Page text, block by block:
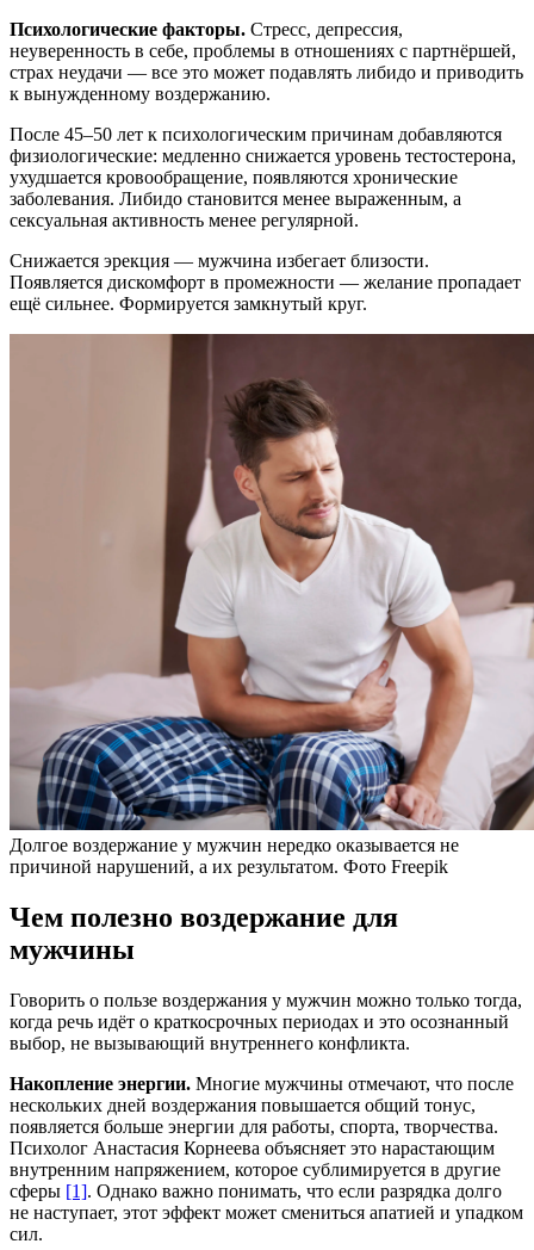
Психологические факторы. Стресс, депрессия,
неуверенность в себе, проблемы в отношениях с партнёршей,
страх неудачи — все это может подавлять либидо и приводить
к вынужденному воздержанию.
После 45–50 лет к психологическим причинам добавляются
физиологические: медленно снижается уровень тестостерона,
ухудшается кровообращение, появляются хронические
заболевания. Либидо становится менее выраженным, а
сексуальная активность менее регулярной.
Снижается эрекция — мужчина избегает близости.
Появляется дискомфорт в промежности — желание пропадает
ещё сильнее. Формируется замкнутый круг.
Долгое воздержание у мужчин нередко оказывается не
причиной нарушений, а их результатом. Фото Freepik
Чем полезно воздержание для
мужчины
Говорить о пользе воздержания у мужчин можно только тогда,
когда речь идёт о краткосрочных периодах и это осознанный
выбор, не вызывающий внутреннего конфликта.
Накопление энергии. Многие мужчины отмечают, что после
нескольких дней воздержания повышается общий тонус,
появляется больше энергии для работы, спорта, творчества.
Психолог Анастасия Корнеева объясняет это нарастающим
внутренним напряжением, которое сублимируется в другие
сферы [1]. Однако важно понимать, что если разрядка долго
не наступает, этот эффект может смениться апатией и упадком
сил.